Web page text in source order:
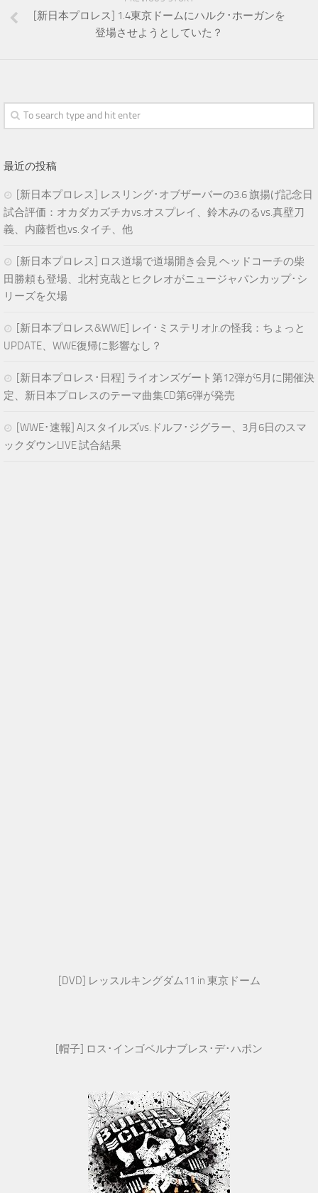
[新日本プロレス] 1.4東京ドームにハルク･ホーガンを
登場させようとしていた？
最近の投稿
[新日本プロレス] レスリング･オブザーバーの3.6 旗揚げ記念日
試合評価：オカダカズチカvs.オスプレイ、鈴木みのるvs.真壁刀
義、内藤哲也vs.タイチ、他
[新日本プロレス] ロス道場で道場開き会見 ヘッドコーチの柴
田勝頼も登場、北村克哉とヒクレオがニュージャパンカップ･シ
リーズを欠場
[新日本プロレス&WWE] レイ･ミステリオJr.の怪我：ちょっと
UPDATE、WWE復帰に影響なし？
[新日本プロレス･日程] ライオンズゲート第12弾が5月に開催決
定、新日本プロレスのテーマ曲集CD第6弾が発売
[WWE･速報] AJスタイルズvs.ドルフ･ジグラー、3月6日のスマ
ックダウンLIVE 試合結果
[DVD] レッスルキングダム11 in 東京ドーム
[帽子] ロス･インゴベルナブレス･デ･ハポン